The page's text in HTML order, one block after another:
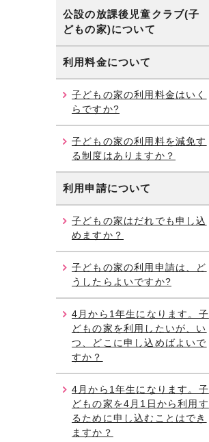
公設の放課後児童クラブ(子
どもの家)について
利用料金について
子どもの家の利用料金はいく
らですか?
子どもの家の利用料を減免す
る制度はありますか？
利用申請について
子どもの家はだれでも申し込
めますか？
子どもの家の利用申請は、ど
うしたらよいですか?
4月から1年生になります。子
どもの家を利用したいが、い
つ、どこに申し込めばよいで
すか？
4月から1年生になります。子
どもの家を4月1日から利用す
るために申し込むことはでき
ますか？